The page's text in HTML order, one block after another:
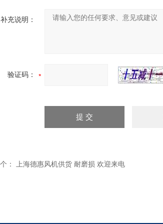
补充说明：
验证码：
： 上海德惠风机供货 耐磨损 欢迎来电